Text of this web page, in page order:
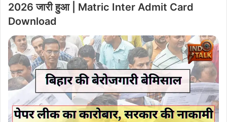
2026 जारी हुआ | Matric Inter Admit Card
Download